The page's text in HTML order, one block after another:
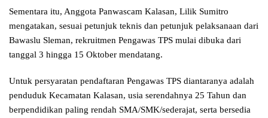
Sementara itu, Anggota Panwascam Kalasan, Lilik Sumitro
mengatakan, sesuai petunjuk teknis dan petunjuk pelaksanaan dari
Bawaslu Sleman, rekruitmen Pengawas TPS mulai dibuka dari
tanggal 3 hingga 15 Oktober mendatang.
Untuk persyaratan pendaftaran Pengawas TPS diantaranya adalah
penduduk Kecamatan Kalasan, usia serendahnya 25 Tahun dan
berpendidikan paling rendah SMA/SMK/sederajat, serta bersedia